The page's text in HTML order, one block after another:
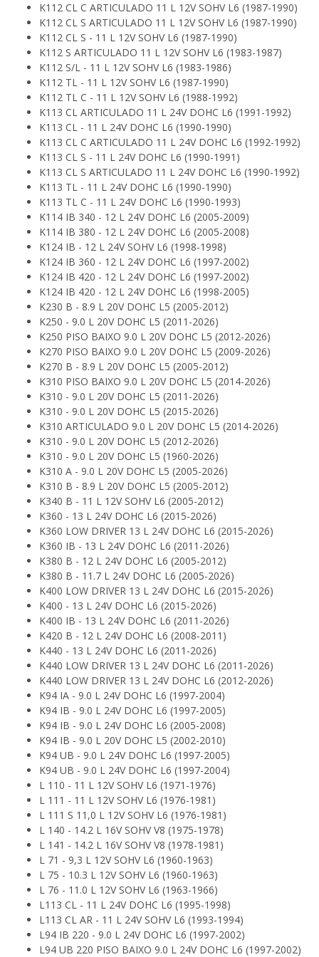
K112 CL C ARTICULADO 11 L 12V SOHV L6 (1987-1990)
K112 CL S ARTICULADO 11 L 12V SOHV L6 (1987-1990)
K112 CL S - 11 L 12V SOHV L6 (1987-1990)
K112 S ARTICULADO 11 L 12V SOHV L6 (1983-1987)
K112 S/L - 11 L 12V SOHV L6 (1983-1986)
K112 TL - 11 L 12V SOHV L6 (1987-1990)
K112 TL C - 11 L 12V SOHV L6 (1988-1992)
K113 CL ARTICULADO 11 L 24V DOHC L6 (1991-1992)
K113 CL - 11 L 24V DOHC L6 (1990-1990)
K113 CL C ARTICULADO 11 L 24V DOHC L6 (1992-1992)
K113 CL S - 11 L 24V DOHC L6 (1990-1991)
K113 CL S ARTICULADO 11 L 24V DOHC L6 (1990-1992)
K113 TL - 11 L 24V DOHC L6 (1990-1990)
K113 TL C - 11 L 24V DOHC L6 (1990-1993)
K114 IB 340 - 12 L 24V DOHC L6 (2005-2009)
K114 IB 380 - 12 L 24V DOHC L6 (2005-2008)
K124 IB - 12 L 24V SOHV L6 (1998-1998)
K124 IB 360 - 12 L 24V DOHC L6 (1997-2002)
K124 IB 420 - 12 L 24V DOHC L6 (1997-2002)
K124 IB 420 - 12 L 24V DOHC L6 (1998-2005)
K230 B - 8.9 L 20V DOHC L5 (2005-2012)
K250 - 9.0 L 20V DOHC L5 (2011-2026)
K250 PISO BAIXO 9.0 L 20V DOHC L5 (2012-2026)
K270 PISO BAIXO 9.0 L 20V DOHC L5 (2009-2026)
K270 B - 8.9 L 20V DOHC L5 (2005-2012)
K310 PISO BAIXO 9.0 L 20V DOHC L5 (2014-2026)
K310 - 9.0 L 20V DOHC L5 (2011-2026)
K310 - 9.0 L 20V DOHC L5 (2015-2026)
K310 ARTICULADO 9.0 L 20V DOHC L5 (2014-2026)
K310 - 9.0 L 20V DOHC L5 (2012-2026)
K310 - 9.0 L 20V DOHC L5 (1960-2026)
K310 A - 9.0 L 20V DOHC L5 (2005-2026)
K310 B - 8.9 L 20V DOHC L5 (2005-2012)
K340 B - 11 L 12V SOHV L6 (2005-2012)
K360 - 13 L 24V DOHC L6 (2015-2026)
K360 LOW DRIVER 13 L 24V DOHC L6 (2015-2026)
K360 IB - 13 L 24V DOHC L6 (2011-2026)
K380 B - 12 L 24V DOHC L6 (2005-2012)
K380 B - 11.7 L 24V DOHC L6 (2005-2026)
K400 LOW DRIVER 13 L 24V DOHC L6 (2015-2026)
K400 - 13 L 24V DOHC L6 (2015-2026)
K400 IB - 13 L 24V DOHC L6 (2011-2026)
K420 B - 12 L 24V DOHC L6 (2008-2011)
K440 - 13 L 24V DOHC L6 (2011-2026)
K440 LOW DRIVER 13 L 24V DOHC L6 (2011-2026)
K440 LOW DRIVER 13 L 24V DOHC L6 (2012-2026)
K94 IA - 9.0 L 24V DOHC L6 (1997-2004)
K94 IB - 9.0 L 24V DOHC L6 (1997-2005)
K94 IB - 9.0 L 24V DOHC L6 (2005-2008)
K94 IB - 9.0 L 20V DOHC L5 (2002-2010)
K94 UB - 9.0 L 24V DOHC L6 (1997-2005)
K94 UB - 9.0 L 24V DOHC L6 (1997-2004)
L 110 - 11 L 12V SOHV L6 (1971-1976)
L 111 - 11 L 12V SOHV L6 (1976-1981)
L 111 S 11,0 L 12V SOHV L6 (1976-1981)
L 140 - 14.2 L 16V SOHV V8 (1975-1978)
L 141 - 14.2 L 16V SOHV V8 (1978-1981)
L 71 - 9,3 L 12V SOHV L6 (1960-1963)
L 75 - 10.3 L 12V SOHV L6 (1960-1963)
L 76 - 11.0 L 12V SOHV L6 (1963-1966)
L113 CL - 11 L 24V DOHC L6 (1995-1998)
L113 CL AR - 11 L 24V SOHV L6 (1993-1994)
L94 IB 220 - 9.0 L 24V DOHC L6 (1997-2002)
L94 UB 220 PISO BAIXO 9.0 L 24V DOHC L6 (1997-2002)